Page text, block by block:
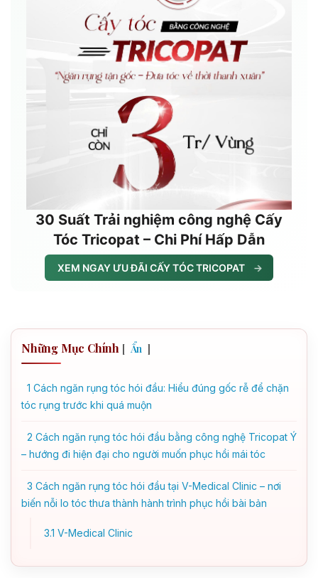
30 Suất Trải nghiệm công nghệ Cấy
Tóc Tricopat – Chi Phí Hấp Dẫn
XEM NGAY ƯU ĐÃI CẤY TÓC TRICOPAT →
Những Mục Chính [ Ẩn ]
1 Cách ngăn rụng tóc hói đầu: Hiểu đúng gốc rễ để chặn
tóc rụng trước khi quá muộn
2 Cách ngăn rụng tóc hói đầu bằng công nghệ Tricopat Ý
– hướng đi hiện đại cho người muốn phục hồi mái tóc
3 Cách ngăn rụng tóc hói đầu tại V-Medical Clinic – nơi
biến nỗi lo tóc thưa thành hành trình phục hồi bài bản
3.1 V-Medical Clinic